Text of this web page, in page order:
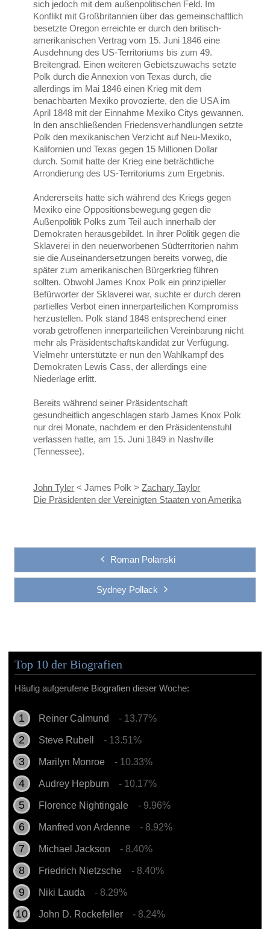
sich jedoch mit dem außenpolitischen Feld. Im
Konflikt mit Großbritannien über das gemeinschaftlich
besetzte Oregon erreichte er durch den britisch-
amerikanischen Vertrag vom 15. Juni 1846 eine
Ausdehnung des US-Territoriums bis zum 49.
Breitengrad. Einen weiteren Gebietszuwachs setzte
Polk durch die Annexion von Texas durch, die
allerdings im Mai 1846 einen Krieg mit dem
benachbarten Mexiko provozierte, den die USA im
April 1848 mit der Einnahme Mexiko Citys gewannen.
In den anschließenden Friedensverhandlungen setzte
Polk den mexikanischen Verzicht auf Neu-Mexiko,
Kalifornien und Texas gegen 15 Millionen Dollar
durch. Somit hatte der Krieg eine beträchtliche
Arrondierung des US-Territoriums zum Ergebnis.
Andererseits hatte sich während des Kriegs gegen
Mexiko eine Oppositionsbewegung gegen die
Außenpolitik Polks zum Teil auch innerhalb der
Demokraten herausgebildet. In ihrer Politik gegen die
Sklaverei in den neuerworbenen Südterritorien nahm
sie die Auseinandersetzungen bereits vorweg, die
später zum amerikanischen Bürgerkrieg führen
sollten. Obwohl James Knox Polk ein prinzipieller
Befürworter der Sklaverei war, suchte er durch deren
partielles Verbot einen innerparteilichen Kompromiss
herzustellen. Polk stand 1848 entsprechend einer
vorab getroffenen innerparteilichen Vereinbarung nicht
mehr als Präsidentschaftskandidat zur Verfügung.
Vielmehr unterstützte er nun den Wahlkampf des
Demokraten Lewis Cass, der allerdings eine
Niederlage erlitt.
Bereits während seiner Präsidentschaft
gesundheitlich angeschlagen starb James Knox Polk
nur drei Monate, nachdem er den Präsidentenstuhl
verlassen hatte, am 15. Juni 1849 in Nashville
(Tennessee).
John Tyler < James Polk >Zachary Taylor
Die Präsidenten der Vereinigten Staaten von Amerika
Roman Polanski
Sydney Pollack
Top 10 der Biografien
Häufig aufgerufene Biografien dieser Woche:
Reiner Calmund - 13.77%
Steve Rubell - 13.51%
Marilyn Monroe - 10.33%
Audrey Hepburn - 10.17%
Florence Nightingale - 9.96%
Manfred von Ardenne - 8.92%
Michael Jackson - 8.40%
Friedrich Nietzsche - 8.40%
Niki Lauda - 8.29%
John D. Rockefeller - 8.24%